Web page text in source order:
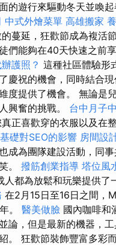
的遊行來驅動冬天並喚起
中式外燴菜單 高雄搬家
蔓延，狂歡節成為複活
們能夠在40天快速之前享
護照？ 這種社區體驗形
慶祝的機會，同時結合
度提供了機會。 無論是
興奮的挑戰。 台中月子
正喜歡穿的衣服以及在
礎對SEO的影響 房間設
成為團隊建設活動，同
。 撥筋創業指導 塔位風
人都為放鬆和玩樂提供了
在2月15日至16日之間，
。 醫美做臉 國內咖啡和
論，但是最新的機器，
。 狂歡節裝飾豐富多彩